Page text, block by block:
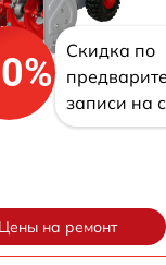
Скидка по
записи на
Цены на ремонт